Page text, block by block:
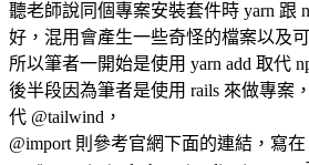
聽老師說同個專案安裝套件時 yarn 跟
好，混用會產生一些奇怪的檔案以及
所以筆者一開始是使用 yarn add 取代
後半段因為筆者是使用 rails 來做專案
代 @tailwind，
@import 則參考官網下面的連結，寫在